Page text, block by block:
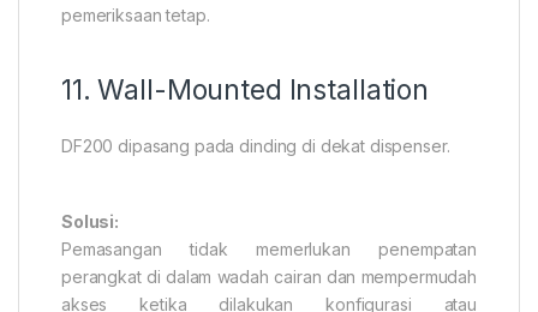
pemeriksaan tetap.
11. Wall-Mounted Installation
DF200 dipasang pada dinding di dekat dispenser.
Solusi:
Pemasangan tidak memerlukan penempatan
perangkat di dalam wadah cairan dan mempermudah
akses ketika dilakukan konfigurasi atau